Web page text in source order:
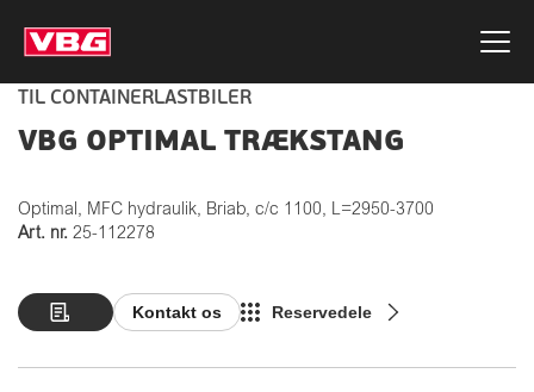
TIL CONTAINERLASTBILER
VBG OPTIMAL TRÆKSTANG
Optimal, MFC hydraulik, Briab, c/c 1100, L=2950-3700
Art. nr. 25-112278
Kontakt os Reservedele